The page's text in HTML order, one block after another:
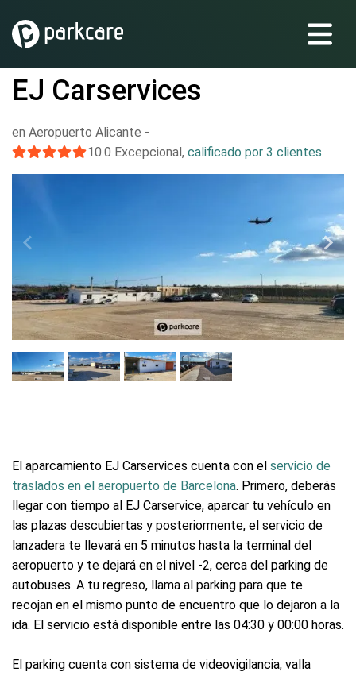
EJ Carservices
en Aeropuerto Alicante -
10.0 Excepcional, calificado por 3 clientes
El aparcamiento EJ Carservices cuenta con el servicio de
traslados en el aeropuerto de Barcelona. Primero, deberás
llegar con tiempo al EJ Carservice, aparcar tu vehículo en
las plazas descubiertas y posteriormente, el servicio de
lanzadera te llevará en 5 minutos hasta la terminal del
aeropuerto y te dejará en el nivel -2, cerca del parking de
autobuses. A tu regreso, llama al parking para que te
recojan en el mismo punto de encuentro que lo dejaron a la
ida. El servicio está disponible entre las 04:30 y 00:00 horas.
El parking cuenta con sistema de videovigilancia, valla